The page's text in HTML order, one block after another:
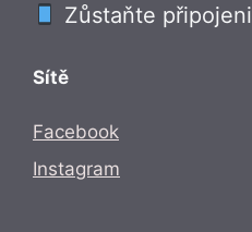
Zůstaňte připojeni
Sítě
Facebook
Instagram